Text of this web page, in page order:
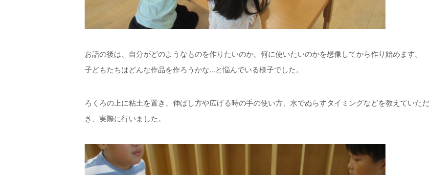
お話の後は、自分がどのようなものを作りたいのか、何に使いたいのかを想像してから作り始めます。
子どもたちはどんな作品を作ろうかな...と悩んでいる様子でした。
ろくろの上に粘土を置き、伸ばし方や広げる時の手の使い方、水でぬらすタイミングなどを教えていただ
き、実際に行いました。